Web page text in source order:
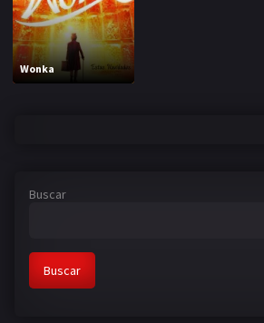
Wonka
Buscar
Buscar